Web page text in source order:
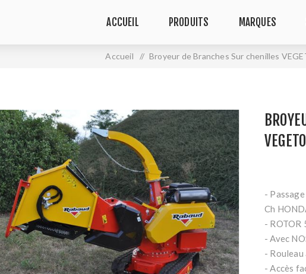
ACCUEIL PRODUITS MARQUES
Accueil / Broyeur de Branches Sur chenilles
-
Ch
- ROTOR
- Avec
-
- Accès